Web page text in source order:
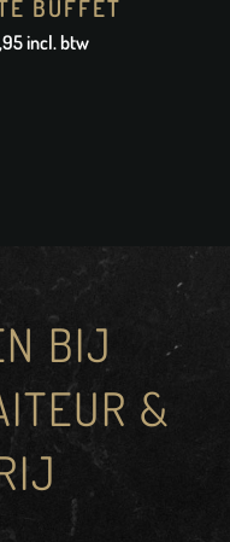
BUFFET
incl. btw
BIJ
&